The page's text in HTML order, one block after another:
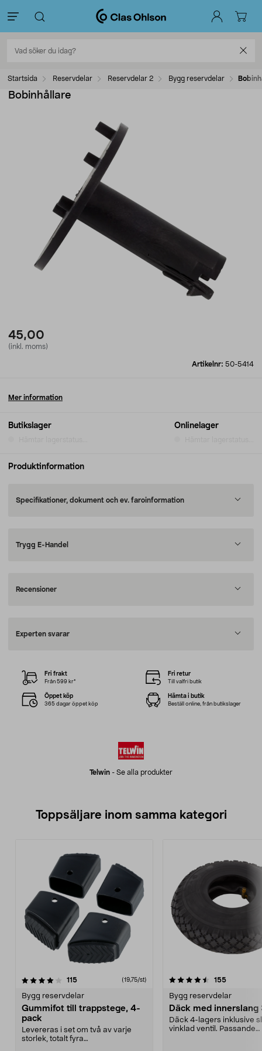
Startsida Reservdelar Reservdelar 2 Bygg reservdelar
Bobinhållare
45,00
(inkl. moms)
Artikelnr: 50-5414
Butikslager Onlinelager
Mer information
Produktinformation
Specifikationer, dokument och ev. faroinformation
Trygg E-Handel
Recensioner
Experten svarar
Telwin - Se alla produkter
Fri frakt
Från 599 kr*
Fri retur
Till valfri butik
Öppet köp
365 dagar öppet köp
Hämta i butik
Beställ online, från butikslager
Toppsäljare inom samma kategori
115recensioner (19,75/st)
Bygg reservdelar
Gummifot till trappstege, 4-
pack
Levereras i set om två av varje
storlek, totalt fyra
4.5 av 5 stjärnor 155
Bygg reservdelar
Däck med
Däck 4-lagers inklusive
vinklad ventil. Passande
4.0 av 5 stjärnor